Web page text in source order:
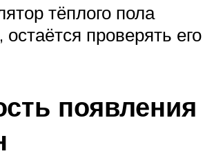
тёплого пола
проверять его
появления